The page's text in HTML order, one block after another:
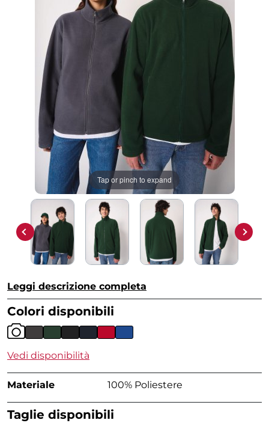
Tap or pinch to expand
Leggi descrizione completa
Colori disponibili
Vedi disponibilità
Materiale 100% Poliestere
Taglie disponibili